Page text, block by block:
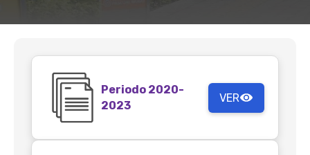
Periodo 2020-
2023
VER